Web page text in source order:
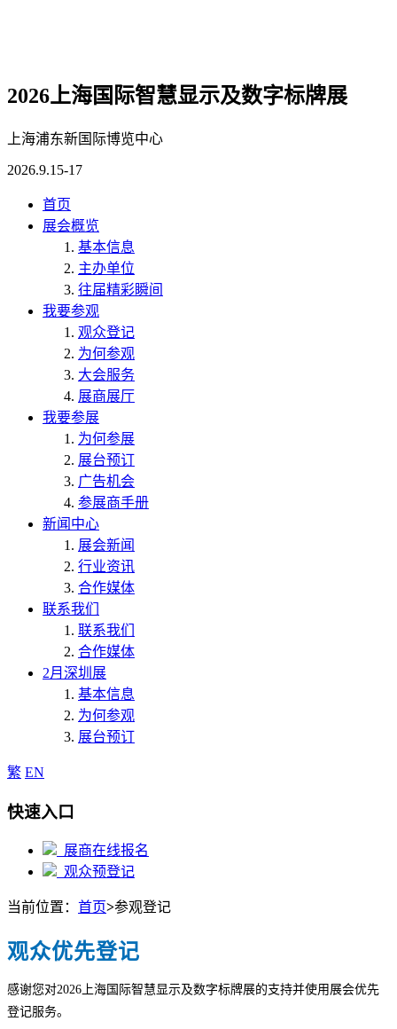
2026上海国际智慧显示及数字标牌展
上海浦东新国际博览中心
2026.9.15-17
首页
展会概览
基本信息
主办单位
往届精彩瞬间
我要参观
观众登记
为何参观
大会服务
展商展厅
我要参展
为何参展
展台预订
广告机会
参展商手册
新闻中心
展会新闻
行业资讯
合作媒体
联系我们
联系我们
合作媒体
2月深圳展
基本信息
为何参观
展台预订
繁 EN
快速入口
展商在线报名
观众预登记
当前位置： 首页>参观登记
观众优先登记
感谢您对2026上海国际智慧显示及数字标牌展的支持并使用展会优先
登记服务。